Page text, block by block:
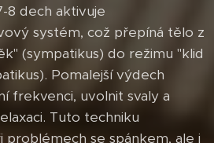
8 dech aktivuje
systém, což přepíná tělo z
(sympatikus) do režimu "klid
Pomalejší výdech
frekvenci, uvolnit svaly a
Tuto techniku
se spánkem, ale i